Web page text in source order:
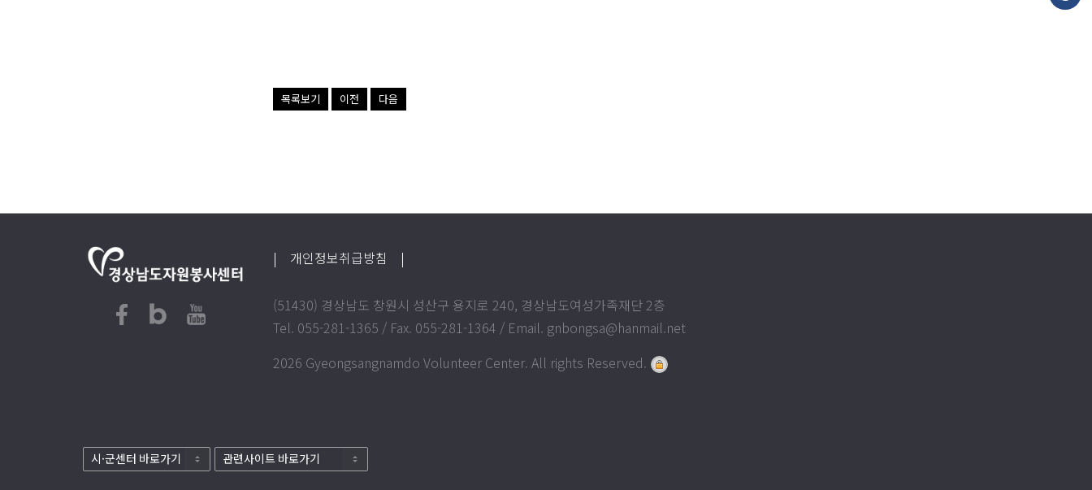
목록보기 이전 다음
| 개인정보취급방침 |
(51430) 경상남도 창원시 성산구 용지로 240, 경상남도여성가족재단 2층
Tel. 055-281-1365 / Fax. 055-281-1364 / Email. gnbongsa@hanmail.net
2026 Gyeongsangnamdo Volunteer Center. All rights Reserved.